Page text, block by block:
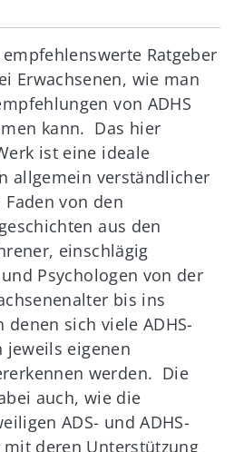
Ratgeber
Erwachsenen, wie man
von ADHS
kann. Das hier
ist eine ideale
allgemein verständlicher
von den
aus den
einschlägig
Psychologen von der
bis ins
sich viele ADHS-
eigenen
werden. Die
auch, wie die
ADS- und ADHS-
deren Unterstützung